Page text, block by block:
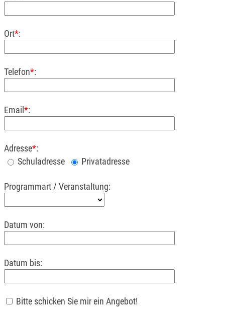
Ort*:
Telefon*:
Email *:
Adresse*:
Schuladresse
Privatadresse
Programmart / Veranstaltung:
Datum von:
Datum bis:
Bitte schicken Sie mir ein Angebot!